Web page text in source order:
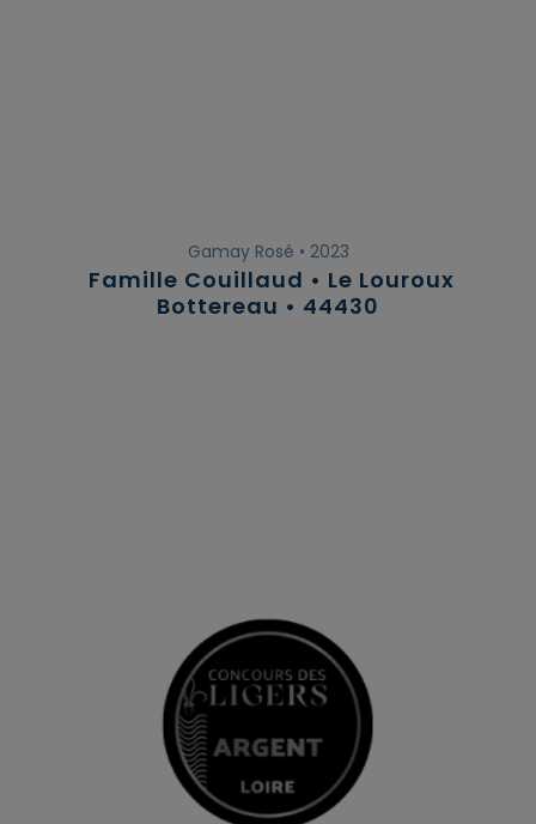
Gamay Rosé • 2023
Famille Couillaud • Le Louroux
Bottereau • 44430